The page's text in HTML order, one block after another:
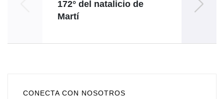
172° del natalicio de
Martí
CONECTA CON NOSOTROS